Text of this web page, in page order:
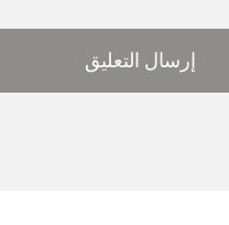
إرسال التعليق